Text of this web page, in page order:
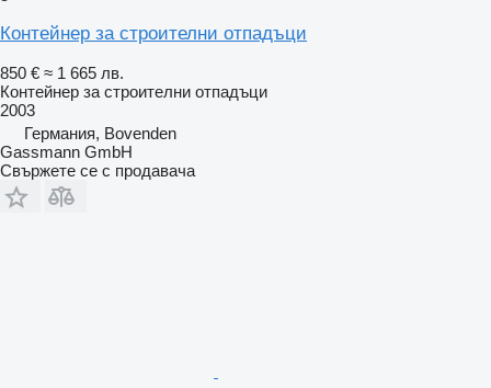
Контейнер за строителни отпадъци
850 € ≈ 1 665 лв.
Контейнер за строителни отпадъци
2003
Германия, Bovenden
Gassmann GmbH
Свържете се с продавача